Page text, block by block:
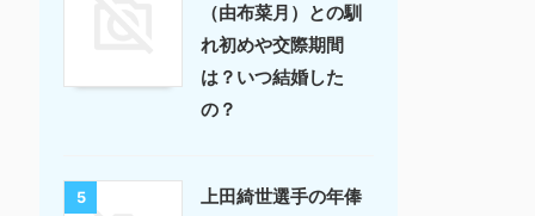
（由布菜月）との馴
れ初めや交際期間
は？いつ結婚した
の？
5
上田綺世選手の年俸